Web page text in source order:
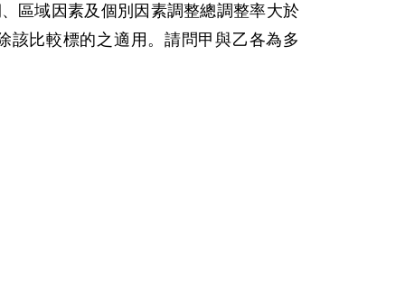
區域因素及個別因素調整總調整率大於
該比較標的之適用。請問甲與乙各為多